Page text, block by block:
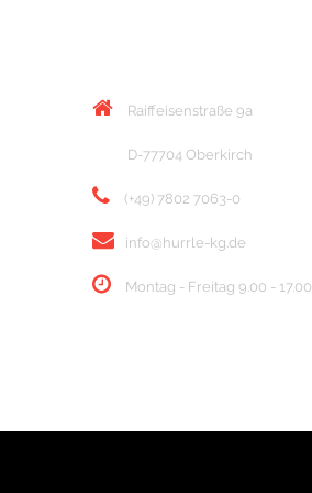
Raiffeisenstraße 9a
D-77704 Oberkirch
(+49) 7802 7063-0
info@hurrle-kg.de
Montag - Freitag 9.00 - 17.00